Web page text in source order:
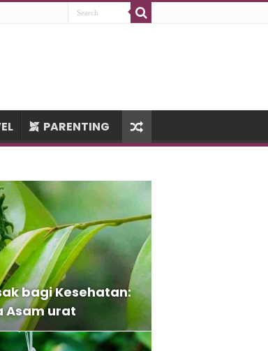
PARENTING
bagi Kesehatan:
Asam urat